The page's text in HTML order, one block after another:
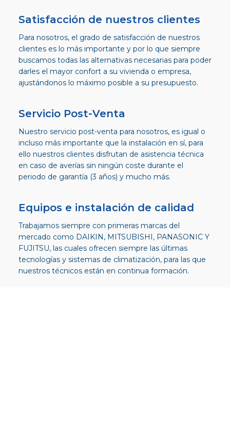
Satisfacción de nuestros clientes
Para nosotros, el grado de satisfacción de nuestros
clientes es lo más importante y por lo que siempre
buscamos todas las alternativas necesarias para poder
darles el mayor confort a su vivienda o empresa,
ajustándonos lo máximo posible a su presupuesto.
Servicio Post-Venta
Nuestro servicio post-venta para nosotros, es igual o
incluso más importante que la instalación en sí, para
ello nuestros clientes disfrutan de asistencia técnica
en caso de averías sin ningún coste durante el
periodo de garantía (3 años) y mucho más.
Equipos e instalación de calidad
Trabajamos siempre con primeras marcas del
mercado como DAIKIN, MITSUBISHI, PANASONIC Y
FUJITSU, las cuales ofrecen siempre las últimas
tecnologías y sistemas de climatización, para las que
nuestros técnicos están en continua formación.